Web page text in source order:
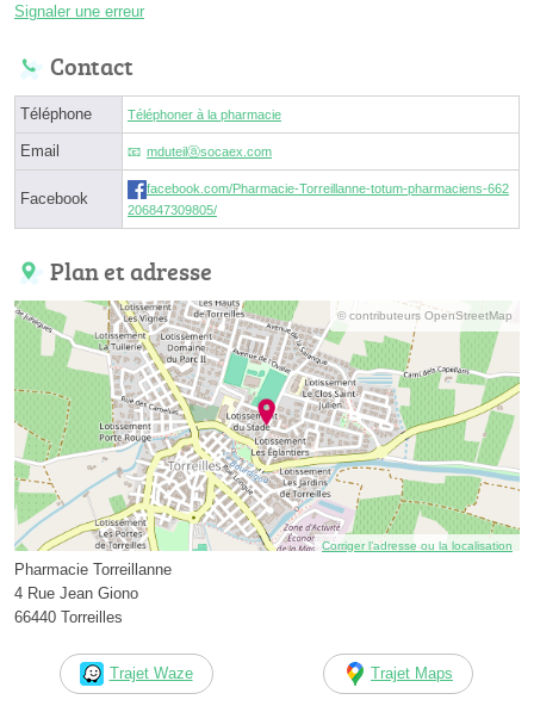
Signaler une erreur
Contact
Téléphone Téléphoner à la pharmacie
Email mduteilⓐsocaex.com
Facebook
facebook.com/Pharmacie-Torreillanne-totum-pharmaciens-662
206847309805/
Plan et adresse
© contributeurs OpenStreetMap
Corriger l’adresse ou la localisation
Pharmacie Torreillanne
4 Rue Jean Giono
66440 Torreilles
Trajet Waze Trajet Maps